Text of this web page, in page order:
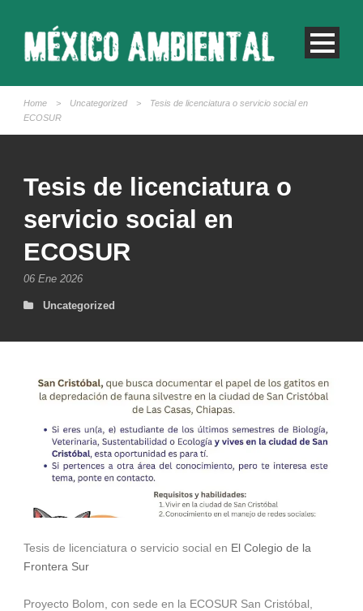
Home > Uncategorized >
Tesis de licenciatura o servicio social en
ECOSUR
Tesis de licenciatura o
servicio social en
ECOSUR
06 Ene 2026
Uncategorized
Tesis de licenciatura o servicio social en El Colegio de la
Frontera Sur
Proyecto Bolom, con sede en la ECOSUR San Cristóbal,